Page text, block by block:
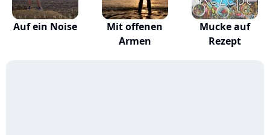
Auf ein Noise
Mit offenen
Armen
Mucke auf
Rezept